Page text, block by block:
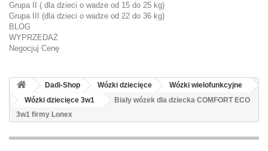
Grupa II ( dla dzieci o wadze od 15 do 25 kg)
Grupa III (dla dzieci o wadze od 22 do 36 kg)
BLOG
WYPRZEDAŻ
Negocjuj Cenę
Dadi-Shop Wózki dziecięce
Wózki wielofunkcyjne
Wózki dziecięce 3w1
Biały wózek dla dziecka COMFORT ECO
3w1 firmy Lonex